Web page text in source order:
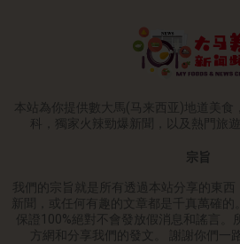
本站為你提供數大馬(马来西亚)地道美食
科，獨家火辣勁爆新聞，以及熱門旅
宗旨
我們的宗旨就是所有透過本站分享的東西
新聞，或任何有趣的文章都是千真萬確的
保證100%絕對不會發放假消息和謠言。
方網和分享我們的發文。 謝謝你們一